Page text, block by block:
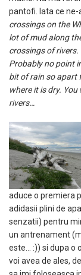
pantofi. Iata ce
crossings on the
lot of mud along
crossings of rivers.
Probably no point
bit of rain so apart
where it is dry.
rivers…
aduce o premiera
adidasii plini de
senzatii) pentru
un antrenament
este… :)) si dupa o
voi avea de ales,